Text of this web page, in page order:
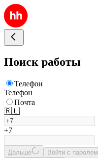
Поиск работы
Телефон
Телефон
Почта
🇷🇺
+7
Дальше
Войти с паролем